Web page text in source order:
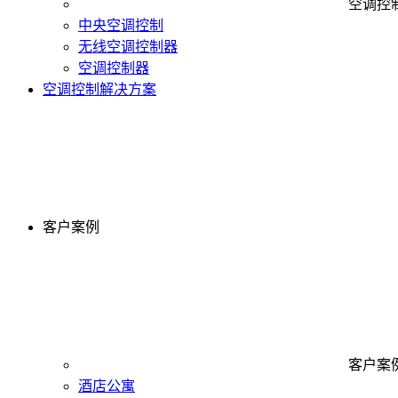
空调控
中央空调控制
无线空调控制器
空调控制器
空调控制解决方案
客户案例
客户案
酒店公寓